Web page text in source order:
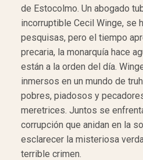
de Estocolmo. Un abogado
incorruptible Cecil Winge, se
pesquisas, pero el tiempo
precaria, la monarquía hace
están a la orden del día.
inmersos en un mundo de
pobres, piadosos y
meretrices. Juntos se
corrupción que anidan en la
esclarecer la misteriosa
terrible crimen.